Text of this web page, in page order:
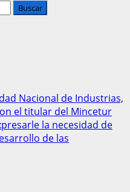
Nacional de Industrias,
el titular del Mincetur
la necesidad de
de las